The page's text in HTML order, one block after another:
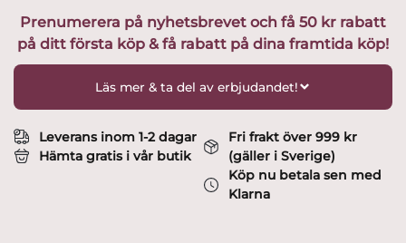
cm
Design
Prenumerera på nyhetsbrevet och få 50 kr rabatt
på ditt första köp & få rabatt på dina framtida köp!
Läs mer & ta del av erbjudandet!
Leverans inom 1-2 dagar
Hämta gratis i vår butik
Fri frakt över 999 kr
(gäller i Sverige)
Köp nu betala sen med
Klarna